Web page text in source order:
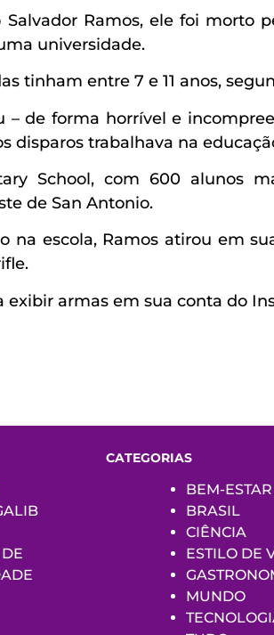
Ramos, ele foi morto
universidade.
tinham entre 7 e 11 anos,
– de forma horrível e
disparos trabalhava na
School, com 600 alunos
de San Antonio.
na escola, Ramos atirou em
exibir armas em sua conta do
CATEGORIAS
BEM-ESTAR
BRASIL
CIÊNCIA
ESTILO DE
MUNDO